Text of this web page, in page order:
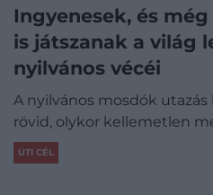
Ingyenesek, és
is játszanak a világ
nyilvános vécéi
A nyilvános mosdók
rövid, olykor kellemetlen
ÚTI CÉL